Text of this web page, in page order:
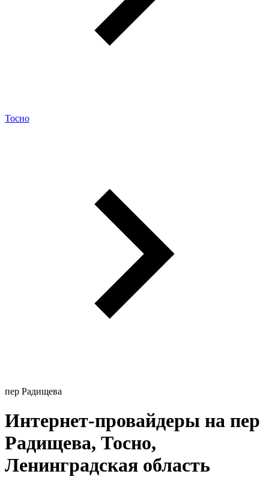
Тосно
пер Радищева
Интернет-провайдеры на пер
Радищева, Тосно,
Ленинградская область